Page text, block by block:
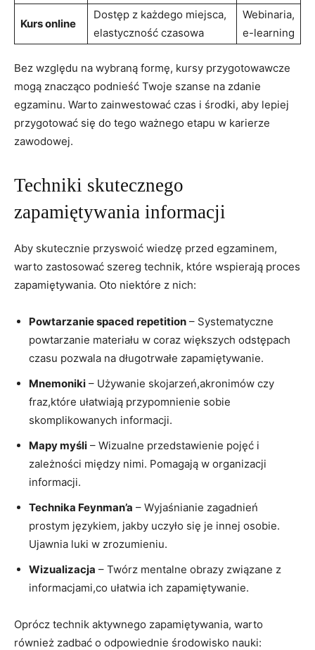
Kurs online
Dostęp z każdego miejsca,
elastyczność czasowa
Webinaria,
e-learning
Bez względu na wybraną formę, kursy przygotowawcze
mogą znacząco podnieść Twoje szanse na zdanie
egzaminu. Warto zainwestować czas i środki, aby lepiej
przygotować się do tego ważnego etapu w karierze
zawodowej.
Techniki skutecznego
zapamiętywania informacji
Aby skutecznie przyswoić wiedzę przed egzaminem,
warto zastosować szereg technik, które wspierają proces
zapamiętywania. Oto niektóre z nich:
Powtarzanie spaced repetition – Systematyczne
powtarzanie materiału w coraz większych odstępach
czasu pozwala na długotrwałe zapamiętywanie.
Mnemoniki – Używanie skojarzeń,akronimów czy
fraz,które ułatwiają przypomnienie sobie
skomplikowanych informacji.
Mapy myśli – Wizualne przedstawienie pojęć i
zależności między nimi. Pomagają w organizacji
informacji.
Technika Feynman’a – Wyjaśnianie zagadnień
prostym językiem, jakby uczyło się je innej osobie.
Ujawnia luki w zrozumieniu.
Wizualizacja – Twórz mentalne obrazy związane z
informacjami,co ułatwia ich zapamiętywanie.
Oprócz technik aktywnego zapamiętywania, warto
również zadbać o odpowiednie środowisko nauki: